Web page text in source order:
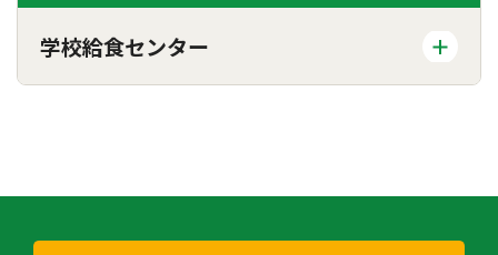
学校給食センター